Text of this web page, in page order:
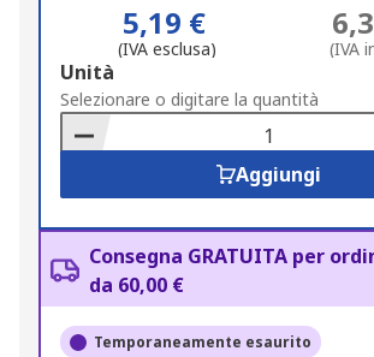
5,19 €
(IVA esclusa) (IVA
Add
to
Basket
Unità
Selezionare o digitare la quantità
Aggiungi
Consegna GRATUITA per
da 60,00 €
Temporaneamente esaurito